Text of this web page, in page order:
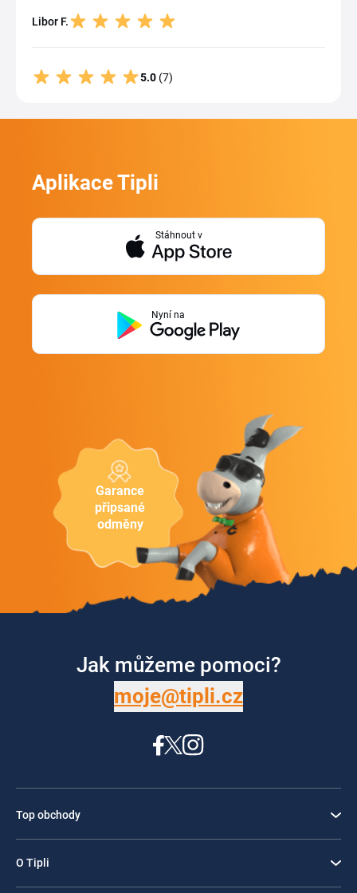
Libor F.
5.0 (7)
Garance
připsané
odměny
Aplikace Tipli
Stáhnout v
Nyní na
Jak můžeme pomoci?
moje@tipli.cz
Top obchody
O Tipli